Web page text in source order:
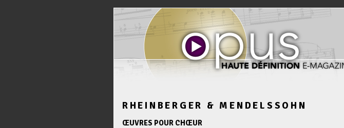
RHEINBERGER & MENDELSSOHN
ŒUVRES POUR CHŒUR